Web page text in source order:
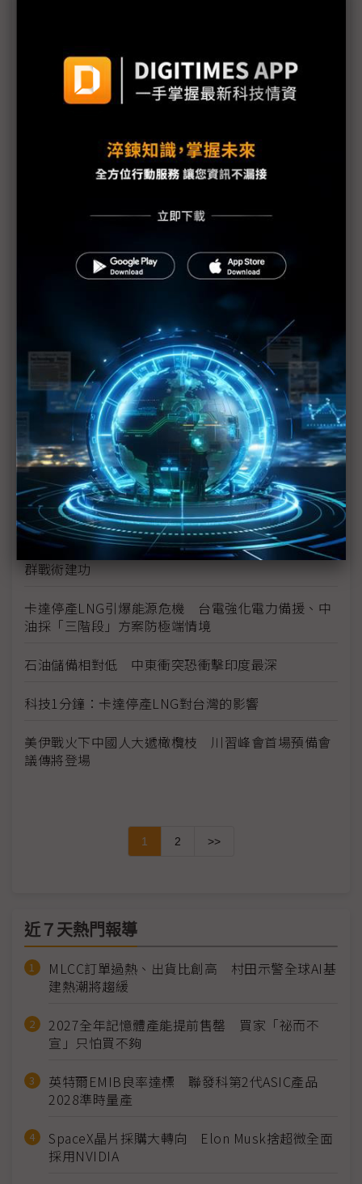
用新格局
台泥張安平：中東戰事拉長恐衝擊能源供應 中國減
中東戰火掀汽車供應鏈危機 亞洲車廠面臨殘酷壓力
圖表1分鐘：中東產油國被迫停產預估天數
中東戰火推升能源危機 台灣夏季供電恐受衝擊
分散中東能源供應風險 中油「雙管齊下」拚自有氣
中東戰火外溢汽車供應鏈 歐洲車廠恐陷能源與物流
「雙重衝擊」
中東衝突背後的AI模型之爭 Grok預測封神、Claude
實際落地誰更勝一籌？
伊朗戰火難停歇 川普召集洛克希德、RTX等國防大
廠促產
無人機蜂群效益顯現 台灣獨缺指管系統自主化體系
美軍逆向仿製伊朗無人機Shahed LUCAS低成本蜂
群戰術建功
卡達停產LNG引爆能源危機 台電強化電力備援、中
油採「三階段」方案防極端情境
石油儲備相對低 中東衝突恐衝擊印度最深
科技1分鐘：卡達停產LNG對台灣的影響
美伊戰火下中國人大遞橄欖枝 川習峰會首場預備會
議傳將登場
1 2 >>
近７天熱門報導
MLCC訂單過熱、出貨比創高 村田示警全球AI基
建熱潮將趨緩
2027全年記憶體產能提前售罄 買家「祕而不
宣」只怕買不夠
英特爾EMIB良率達標 聯發科第2代ASIC產品
2028準時量產
SpaceX晶片採購大轉向 Elon Musk捨超微全面
採用NVIDIA